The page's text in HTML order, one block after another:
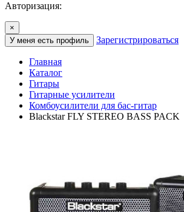
Авторизация:
×
У меня есть профиль
Зарегистрироваться
Главная
Каталог
Гитары
Гитарные усилители
Комбоусилители для бас-гитар
Blackstar FLY STEREO BASS PACK